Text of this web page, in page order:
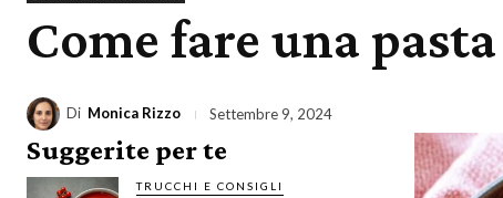
Come fare una
Di Monica Rizzo Settembre 9, 2024
Suggerite per te
TRUCCHI E CONSIGLI